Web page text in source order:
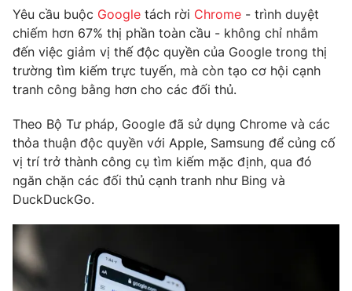
Thị trường
Góc doanh nghiệp
Truyền hình
Phim VTV
Hậu trường
Nhân vật
Khán giả
Giải sao mai
Giải trí
Âm nhạc
Sao
Đời sống
Du lịch
Làm đẹp
Chất lượng cuộc sống
Giáo dục
Tuyển sinh
Học trực tuyến
Hitech Công nghệ tương lai
Sản phẩm
Giao lưu trực tuyến
Yêu cầu buộc Google tách rời Chrome - trình duyệt
chiếm hơn 67% thị phần toàn cầu - không chỉ nhắm
đến việc giảm vị thế độc quyền của Google trong thị
trường tìm kiếm trực tuyến, mà còn tạo cơ hội cạnh
tranh công bằng hơn cho các đối thủ.
Theo Bộ Tư pháp, Google đã sử dụng Chrome và các
thỏa thuận độc quyền với Apple, Samsung để củng cố
vị trí trở thành công cụ tìm kiếm mặc định, qua đó
ngăn chặn các đối thủ cạnh tranh như Bing và
DuckDuckGo.